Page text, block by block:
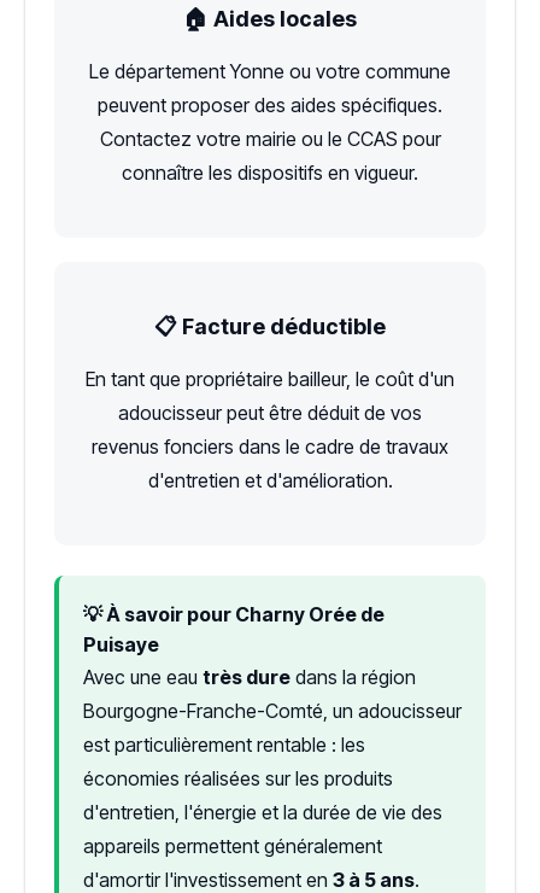
🏠 Aides locales
Le département Yonne ou votre commune
peuvent proposer des aides spécifiques.
Contactez votre mairie ou le CCAS pour
connaître les dispositifs en vigueur.
📋 Facture déductible
En tant que propriétaire bailleur, le coût d'un
adoucisseur peut être déduit de vos
revenus fonciers dans le cadre de travaux
d'entretien et d'amélioration.
💡 À savoir pour Charny Orée de
Puisaye
Avec une eau très dure dans la région
Bourgogne-Franche-Comté, un adoucisseur
est particulièrement rentable : les
économies réalisées sur les produits
d'entretien, l'énergie et la durée de vie des
appareils permettent généralement
d'amortir l'investissement en 3 à 5 ans.